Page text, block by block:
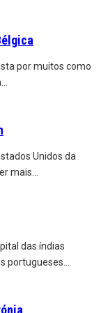
por muitos como
...
Unidos da
mais
das índias
portugueses